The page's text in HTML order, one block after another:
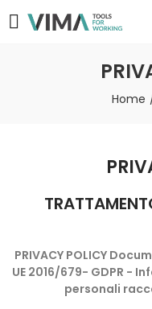
Home
PRIVACY POLICY
UE 2016/679- GDPR -
personali